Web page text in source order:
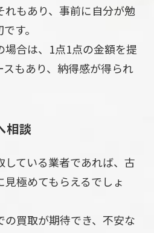
れもあり、事前に自分が勉
す。
場合は、1点1点の金額を提
もあり、納得感が得られ
相談
ている業者であれば、古
極めてもらえるでしょ
買取が期待でき、不安な